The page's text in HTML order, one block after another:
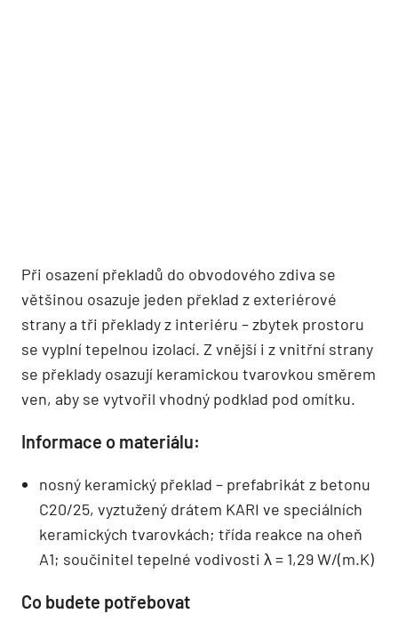
Při osazení překladů do obvodového zdiva se
většinou osazuje jeden překlad z exteriérové
strany a tři překlady z interiéru – zbytek prostoru
se vyplní tepelnou izolací. Z vnější i z vnitřní strany
se překlady osazují keramickou tvarovkou směrem
ven, aby se vytvořil vhodný podklad pod omítku.
Informace o materiálu:
nosný keramický překlad – prefabrikát z betonu
C20/25, vyztužený drátem KARI ve speciálních
keramických tvarovkách; třída reakce na oheň
A1; součinitel tepelné vodivosti λ = 1,29 W/(m.K)
Co budete potřebovat